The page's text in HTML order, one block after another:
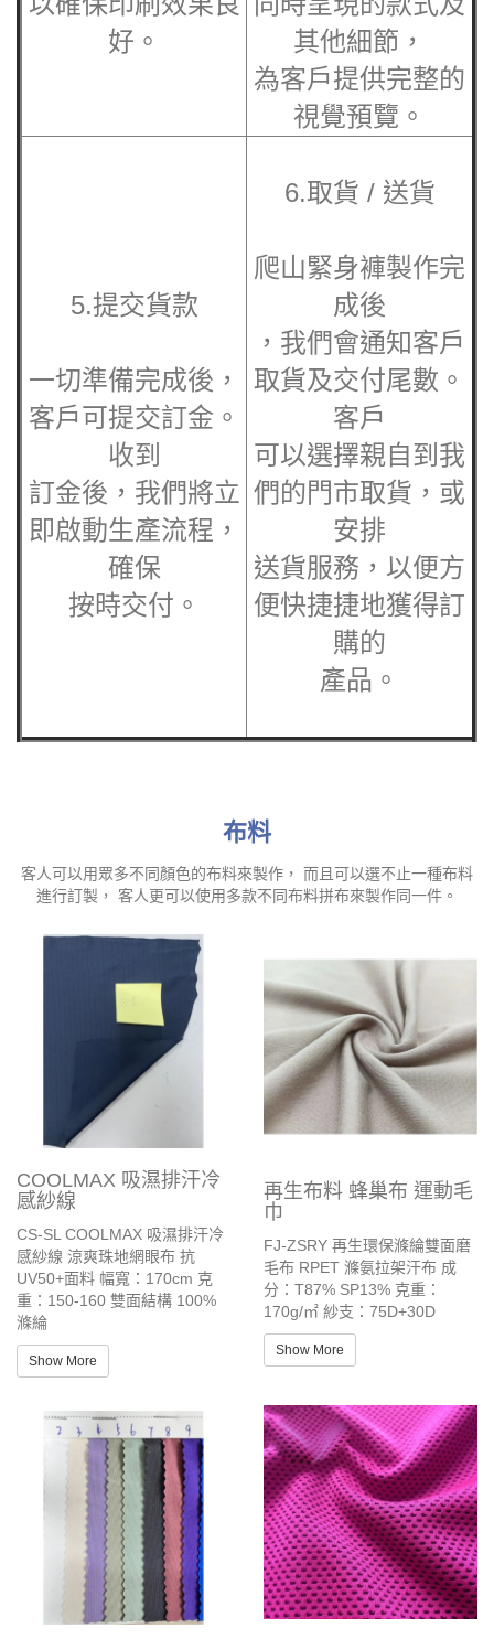
好。
其他細節，
為客戶提供完整的
視覺預覽。
5.提交貨款
一切準備完成後，
客戶可提交訂金。
收到
訂金後，我們將立
即啟動生產流程，
確保
按時交付。
6.取貨 / 送貨
爬山緊身褲製作完
成後
，我們會通知客戶
取貨及交付尾數。
客戶
可以選擇親自到我
們的門市取貨，或
安排
送貨服務，以便方
便快捷捷地獲得訂
購的
產品。
布料
客人可以用眾多不同顏色的布料來製作， 而且可以選不止一種布料
進行訂製， 客人更可以使用多款不同布料拼布來製作同一件。
COOLMAX 吸濕排汗冷
感紗線
CS-SL COOLMAX 吸濕排汗冷
感紗線 涼爽珠地網眼布 抗
UV50+面料 幅寬：170cm 克
重：150-160 雙面結構 100%
滌綸
Show More
再生布料 蜂巢布 運動毛
巾
FJ-ZSRY 再生環保滌綸雙面磨
毛布 RPET 滌氨拉架汗布 成
分：T87% SP13% 克重：
170g/㎡ 紗支：75D+30D
Show More